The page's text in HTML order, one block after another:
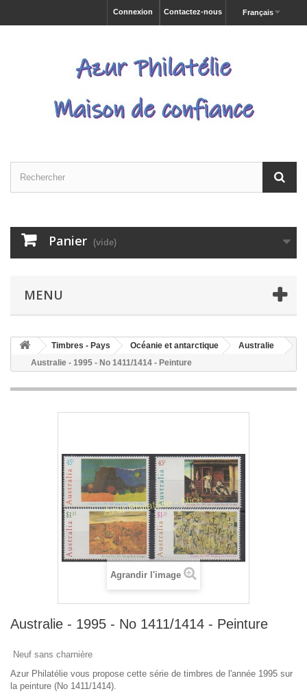
Français
Contactez-nous
Connexion
Panier (vide)
MENU
Timbres - Pays Océanie et antarctique
Australie
Australie - 1995 - No 1411/1414 - Peinture
Agrandir l'image
Australie - 1995 - No 1411/1414 - Peinture
Neuf sans charnière
Azur Philatélie vous propose cette série de timbres de l'année 1995 sur
la peinture (No 1411/1414).